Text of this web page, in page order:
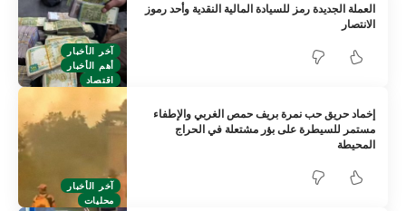
آخر الأخبار
أهم الأخبار
اقتصاد
العملة الجديدة رمز للسيادة المالية النقدية وأحد رموز
الانتصار
آخر الأخبار
محليات
إخماد حريق حب نمرة بريف حمص الغربي والإطفاء
مستمر للسيطرة على بؤر مشتعلة في الحراج
المحيطة